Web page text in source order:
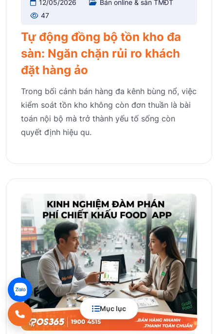
Mục lục
12/05/2026
Bán online & sàn TMĐT
47
Tự động đồng bộ tồn kho đa
sàn: Ngăn chặn rủi ro khách
đặt hàng ảo
Trong bối cảnh bán hàng đa kênh bùng nổ, việc
kiểm soát tồn kho không còn đơn thuần là bài
toán nội bộ mà trở thành yếu tố sống còn
quyết định hiệu qu.